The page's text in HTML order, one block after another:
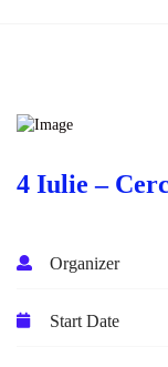
4 Iulie –
Organizer
Start Date